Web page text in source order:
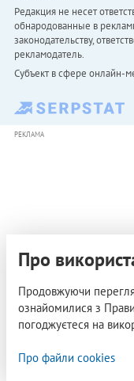
Редакция не несет
обнародованные в
законодательству,
рекламодатель.
Субъект в сфере онлайн-
РЕКЛАМА
Про
Продовжуючи
ознайомилися з
погоджуєтеся на
Про файли cookies